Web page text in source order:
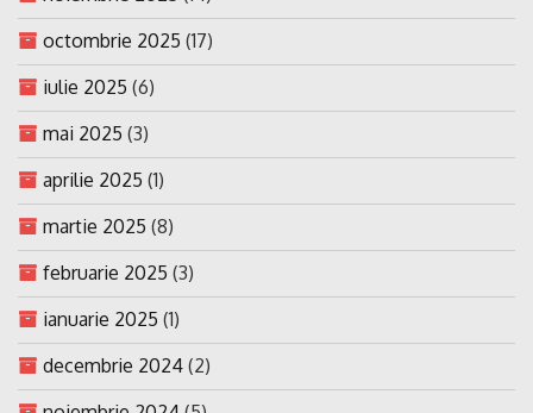
octombrie 2025 (17)
iulie 2025 (6)
mai 2025 (3)
aprilie 2025 (1)
martie 2025 (8)
februarie 2025 (3)
ianuarie 2025 (1)
decembrie 2024 (2)